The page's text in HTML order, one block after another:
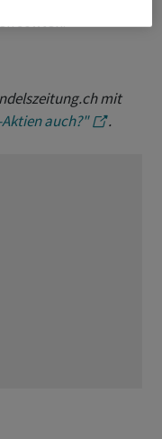
sollten.
mit
auch?" .